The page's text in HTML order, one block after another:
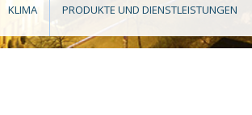
KLIMA PRODUKTE UND DIENSTLEISTUNGEN